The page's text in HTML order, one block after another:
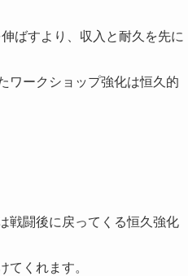
ばすより、収入と耐久を先に
ワークショップ強化は恒久的
戦闘後に戻ってくる恒久強化
てくれます。